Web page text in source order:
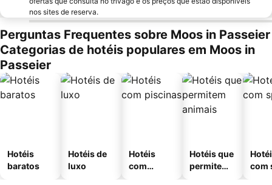
nos sites de reserva.
Perguntas Frequentes sobre Moos in Passeier
Categorias de hotéis populares em Moos in
Passeier
Hotéis
baratos
Hotéis de
luxo
Hotéis
com
Hotéis que
permitem
com